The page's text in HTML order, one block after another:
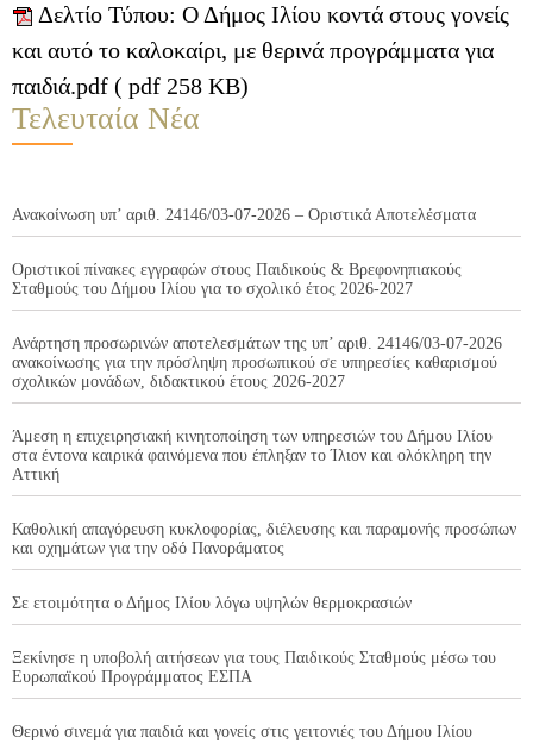
Δελτίο Τύπου: Ο Δήμος Ιλίου κοντά στους γονείς
και αυτό το καλοκαίρι, με θερινά προγράμματα για
παιδιά.pdf ( pdf 258 KB)
Τελευταία Νέα
Ανακοίνωση υπ’ αριθ. 24146/03-07-2026 – Οριστικά Αποτελέσματα
Οριστικοί πίνακες εγγραφών στους Παιδικούς & Βρεφονηπιακούς
Σταθμούς του Δήμου Ιλίου για το σχολικό έτος 2026-2027
Ανάρτηση προσωρινών αποτελεσμάτων της υπ’ αριθ. 24146/03-07-2026
ανακοίνωσης για την πρόσληψη προσωπικού σε υπηρεσίες καθαρισμού
σχολικών μονάδων, διδακτικού έτους 2026-2027
Άμεση η επιχειρησιακή κινητοποίηση των υπηρεσιών του Δήμου Ιλίου
στα έντονα καιρικά φαινόμενα που έπληξαν το Ίλιον και ολόκληρη την
Αττική
Καθολική απαγόρευση κυκλοφορίας, διέλευσης και παραμονής προσώπων
και οχημάτων για την οδό Πανοράματος
Σε ετοιμότητα ο Δήμος Ιλίου λόγω υψηλών θερμοκρασιών
Ξεκίνησε η υποβολή αιτήσεων για τους Παιδικούς Σταθμούς μέσω του
Ευρωπαϊκού Προγράμματος ΕΣΠΑ
Θερινό σινεμά για παιδιά και γονείς στις γειτονιές του Δήμου Ιλίου